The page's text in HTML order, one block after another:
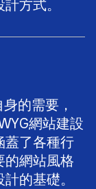
方式。
的需要，
網站建設
蓋了各種行
的網站風格
的基礎。